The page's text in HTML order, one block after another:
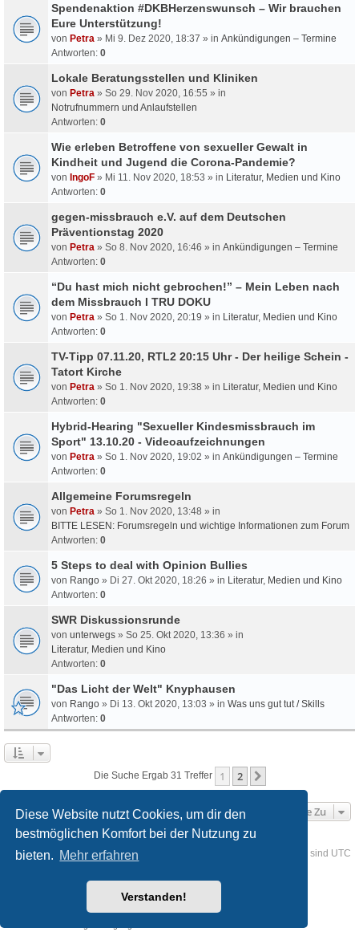
Diese Website nutzt Cookies, um dir den
bestmöglichen Komfort bei der Nutzung zu
bieten. Mehr erfahren
Verstanden!
Spendenaktion #DKBHerzenswunsch – Wir brauchen
Eure Unterstützung!
von Petra » Mi 9. Dez 2020, 18:37 » in Ankündigungen – Termine
Antworten: 0
Lokale Beratungsstellen und Kliniken
von Petra » So 29. Nov 2020, 16:55 » in
Notrufnummern und Anlaufstellen
Antworten: 0
Wie erleben Betroffene von sexueller Gewalt in
Kindheit und Jugend die Corona-Pandemie?
von IngoF » Mi 11. Nov 2020, 18:53 » in Literatur, Medien und Kino
Antworten: 0
gegen-missbrauch e.V. auf dem Deutschen
Präventionstag 2020
von Petra » So 8. Nov 2020, 16:46 » in Ankündigungen – Termine
Antworten: 0
“Du hast mich nicht gebrochen!” – Mein Leben nach
dem Missbrauch I TRU DOKU
von Petra » So 1. Nov 2020, 20:19 » in Literatur, Medien und Kino
Antworten: 0
TV-Tipp 07.11.20, RTL2 20:15 Uhr - Der heilige Schein -
Tatort Kirche
von Petra » So 1. Nov 2020, 19:38 » in Literatur, Medien und Kino
Antworten: 0
Hybrid-Hearing "Sexueller Kindesmissbrauch im
Sport" 13.10.20 - Videoaufzeichnungen
von Petra » So 1. Nov 2020, 19:02 » in Ankündigungen – Termine
Antworten: 0
Allgemeine Forumsregeln
von Petra » So 1. Nov 2020, 13:48 » in
BITTE LESEN: Forumsregeln und wichtige Informationen zum Forum
Antworten: 0
5 Steps to deal with Opinion Bullies
von Rango » Di 27. Okt 2020, 18:26 » in Literatur, Medien und Kino
Antworten: 0
SWR Diskussionsrunde
von unterwegs » So 25. Okt 2020, 13:36 » in
Literatur, Medien und Kino
Antworten: 0
"Das Licht der Welt" Knyphausen
von Rango » Di 13. Okt 2020, 13:03 » in Was uns gut tut / Skills
Antworten: 0
Die Suche Ergab 31 Treffer 1 2
Gehe Zu
Foren-Übersicht Kontakt Alle Zeiten sind UTC
® Forum Software © phpBB Limited
phpBB.de
created by INVENTEA & v12mike